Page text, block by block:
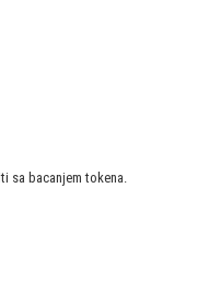
sa bacanjem tokena.